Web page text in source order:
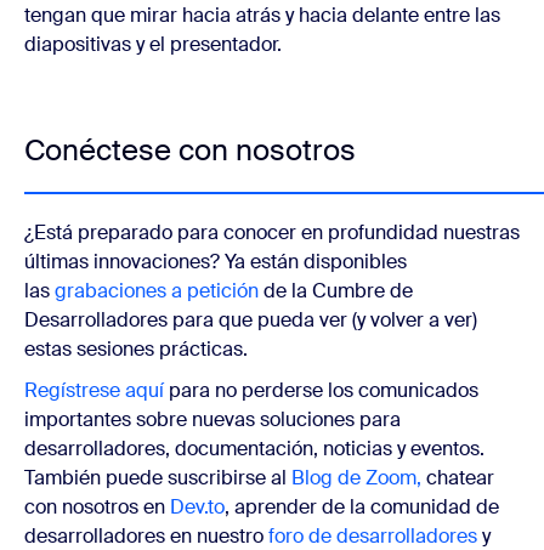
tengan que mirar hacia atrás y hacia delante entre las
diapositivas y el presentador.
Conéctese con nosotros
¿Está preparado para conocer en profundidad nuestras
últimas innovaciones? Ya están disponibles
lasgrabaciones a peticiónde la Cumbre de
Desarrolladores para que pueda ver (y volver a ver)
estas sesiones prácticas.
Regístrese aquípara no perderse los comunicados
importantes sobre nuevas soluciones para
desarrolladores, documentación, noticias y eventos.
También puede suscribirse al Blog de Zoom, chatear
con nosotros en Dev.to, aprender de la comunidad de
desarrolladores en nuestroforo de desarrolladoresy